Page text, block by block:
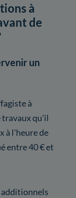
à
de
un
à
travaux qu'il
à l'heure de
entre 40 € et
additionnels